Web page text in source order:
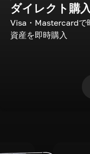
ダイレクト購
Visa・Mastercardで
資産を即時購入